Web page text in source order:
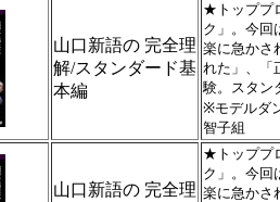
山口新語の 完全理
解/スタンダード基
本編
★トッププ
ク」。今回
楽に急かさ
れた」、「
験。スタ
※モデルダ
智子組
山口新語の 完全理
★トッププ
ク」。今回
楽に急かさ